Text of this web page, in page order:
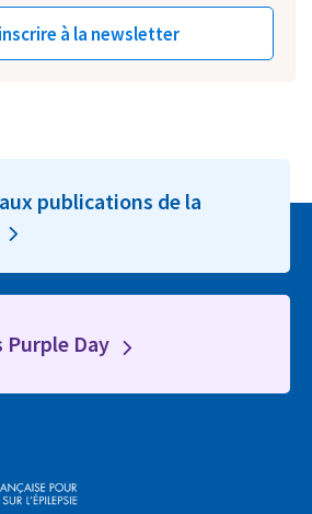
à la newsletter
publications de la
Purple Day